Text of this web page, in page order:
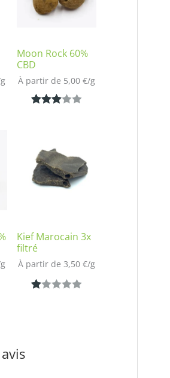
g
Moon Rock 60%
CBD
À partir de 5,00 €/g
basé
sur
notatio
g
Kief Marocain 3x
filtré
À partir de 3,50 €/g